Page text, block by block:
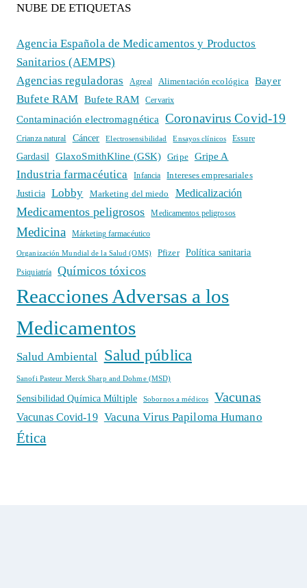
NUBE DE ETIQUETAS
Agencia Española de Medicamentos y Productos
Sanitarios (AEMPS)
Agencias reguladoras
Agreal Alimentación ecológica Bayer
Bufete RAM Bufete RAM Cervarix
Contaminación electromagnética Coronavirus Covid-19
Crianza natural Cáncer Electrosensibilidad Ensayos clínicos Essure
Gardasil GlaxoSmithKline (GSK) Gripe Gripe A
Industria farmacéutica Infancia
Intereses empresariales
Justicia
Lobby Marketing del miedo Medicalización
Medicamentos peligrosos Medicamentos peligrosos
Medicina Márketing farmacéutico
Organización Mundial de la Salud (OMS) Pfizer Política sanitaria
Psiquiatría Químicos tóxicos
Reacciones Adversas a los
Medicamentos
Salud Ambiental Salud pública
Sanofi Pasteur Merck Sharp and Dohme (MSD)
Sensibilidad Química Múltiple Sobornos a médicos Vacunas
Vacunas Covid-19 Vacuna Virus Papiloma Humano
Ética